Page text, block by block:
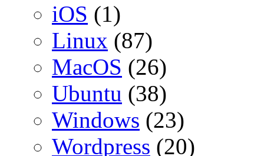
iOS (1)
Linux (87)
MacOS (26)
Ubuntu (38)
Windows (23)
Wordpress (20)